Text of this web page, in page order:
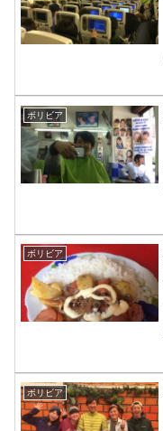
ボリビア
ボリビア
ボリビア